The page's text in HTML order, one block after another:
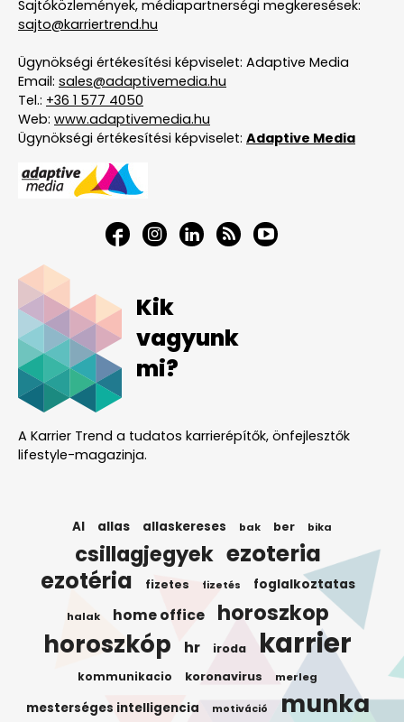
Sajtóközlemények, médiapartnerségi megkeresések:
sajto@karriertrend.hu
Ügynökségi értékesítési képviselet: Adaptive Media
Email: sales@adaptivemedia.hu
Tel.: +36 1 577 4050
Web: www.adaptivemedia.hu
Ügynökségi értékesítési képviselet: Adaptive Media
Kik
vagyunk
mi?
A Karrier Trend a tudatos karrierépítők, önfejlesztők
lifestyle-magazinja.
AI allas allaskereses bak ber bika
csillagjegyek ezoteria
ezotéria fizetes fizetés foglalkoztatas
halak home office horoszkop
horoszkóp hr iroda karrier
kommunikacio koronavirus merleg
mesterséges intelligencia motiváció munka